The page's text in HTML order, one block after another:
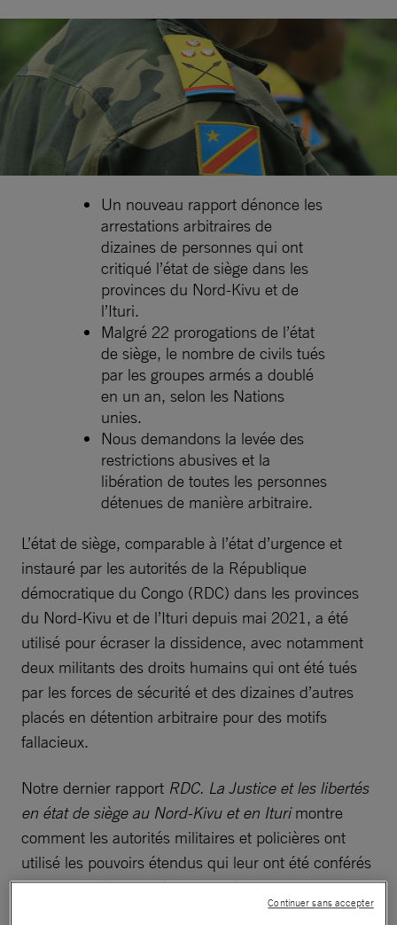
Un nouveau rapport dénonce les
arrestations arbitraires de
dizaines de personnes qui ont
critiqué l’état de siège dans les
provinces du Nord-Kivu et de
l’Ituri.
Malgré 22 prorogations de l’état
de siège, le nombre de civils tués
par les groupes armés a doublé
en un an, selon les Nations
unies.
Nous demandons la levée des
restrictions abusives et la
libération de toutes les personnes
détenues de manière arbitraire.
L’état de siège, comparable à l’état d’urgence et
instauré par les autorités de la République
démocratique du Congo (RDC) dans les provinces
du Nord-Kivu et de l’Ituri depuis mai 2021, a été
utilisé pour écraser la dissidence, avec notamment
deux militants des droits humains qui ont été tués
par les forces de sécurité et des dizaines d’autres
placés en détention arbitraire pour des motifs
fallacieux.
Notre dernier rapport RDC. La Justice et les libertés
en état de siège au Nord-Kivu et en Iturimontre
comment les autorités militaires et policières ont
utilisé les pouvoirs étendus qui leur ont été conférés
au titre de l’état de siège pour réduire au silence les
personnes jugées critiques à l’égard de ce dispositif,
Continuer sans accepter